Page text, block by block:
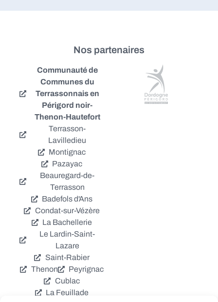
Nos partenaires
Communauté de
Communes du
Terrassonnais en
Périgord noir-
Thenon-Hautefort
Terrasson-
Lavilledieu
Montignac
Pazayac
Beauregard-de-
Terrasson
Badefols d'Ans
Condat-sur-Vézère
La Bachellerie
Le Lardin-Saint-
Lazare
Saint-Rabier
Thenon
Peyrignac
Cublac
La Feuillade